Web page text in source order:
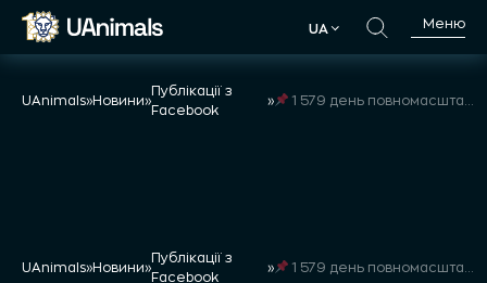
Skip
UA
Меню
UAnimals»Новини»
Публікації з
Facebook
» 1 579 день повномасштабної війни
UAnimals»Новини»
Публікації з
Facebook
» 1 579 день повномасштабної війни